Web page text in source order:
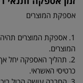
אספקת המוצרים
1. אספקת המוצרים
המוצרים.
2. תהליך האספקה יחל
כרטיסי האשראי.